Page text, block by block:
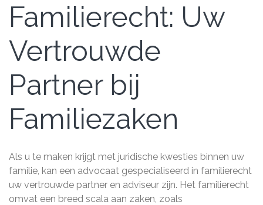
Familierecht: Uw
Vertrouwde
Partner bij
Familiezaken
Als u te maken krijgt met juridische kwesties binnen uw
familie, kan een advocaat gespecialiseerd in familierecht
uw vertrouwde partner en adviseur zijn. Het familierecht
omvat een breed scala aan zaken, zoals